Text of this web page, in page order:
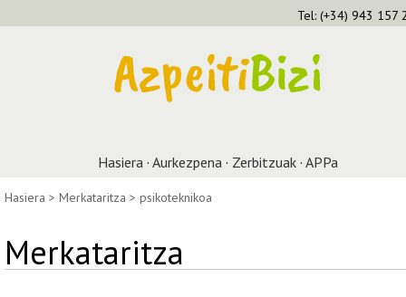
Tel: (+34) 943
Hasiera· Aurkezpena· Zerbitzuak· APPa
Hasiera > Merkataritza > psikoteknikoa
Merkataritza